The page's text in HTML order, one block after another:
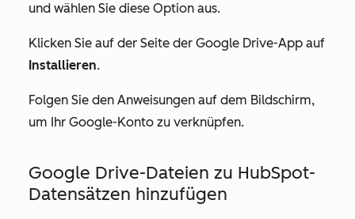
und wählen Sie diese Option aus.
Klicken Sie auf der Seite der Google Drive-App auf
Installieren.
Folgen Sie den Anweisungen auf dem Bildschirm,
um Ihr Google-Konto zu verknüpfen.
Google Drive-Dateien zu HubSpot-
Datensätzen hinzufügen